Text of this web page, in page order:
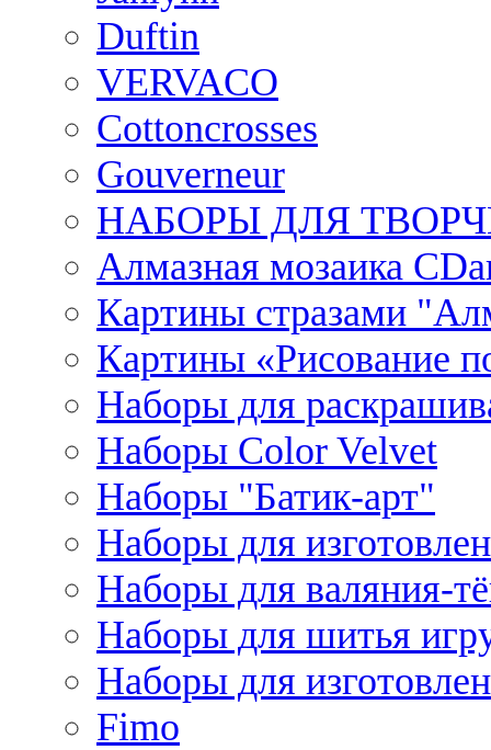
Duftin
VERVACO
Cottoncrosses
Gouverneur
НАБОРЫ ДЛЯ
Алмазная мозаика
Картины стразами
Картины «Рисование
Наборы для
Наборы Сolor Velvet
Наборы "Батик-арт"
Наборы для
Наборы для валяния-
Наборы для шитья
Наборы для
Fimo